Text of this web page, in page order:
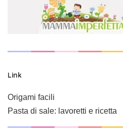
Link
Origami facili
Pasta di sale: lavoretti e ricetta